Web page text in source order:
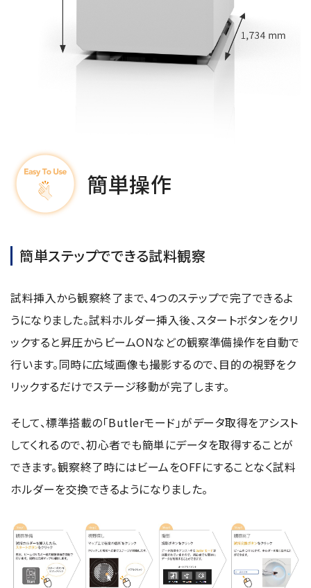
簡単操作
簡単ステップでできる試料観察
試料挿入から観察終了まで、4つのステップで完了できるよ
うになりました。試料ホルダー挿入後、スタートボタンをクリ
ックすると昇圧からビームONなどの観察準備操作を自動で
行います。同時に広域画像も撮影するので、目的の視野をク
リックするだけでステージ移動が完了します。
そして、標準搭載の「Butlerモード」がデータ取得をアシスト
してくれるので、初心者でも簡単にデータを取得することが
できます。観察終了時にはビームをOFFにすることなく試料
ホルダーを交換できるようになりました。